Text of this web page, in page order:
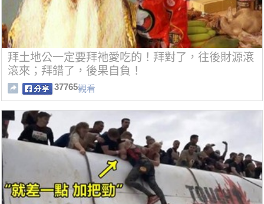
拜土地公一定要拜祂愛吃的！拜對了，往後財源滾
滾來；拜錯了，後果自負！
37765觀看